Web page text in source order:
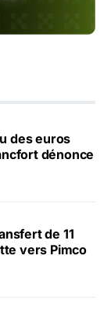
des euros
dénonce
de 11
vers Pimco